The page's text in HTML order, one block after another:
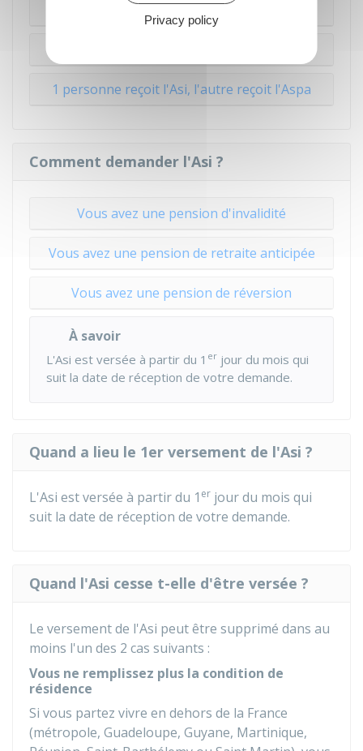
Les 2 personnes reçoivent l'Asi
1 personne reçoit l'Asi, l'autre reçoit l'Aspa
Comment demander l'Asi ?
Vous avez une pension d'invalidité
Vous avez une pension de retraite anticipée
Vous avez une pension de réversion
À savoir
L'Asi est versée à partir du 1 er jour du mois qui
suit la date de réception de votre demande.
Quand a lieu le 1er versement de l'Asi ?
L'Asi est versée à partir du 1 er jour du mois qui
suit la date de réception de votre demande.
Quand l'Asi cesse t-elle d'être versée ?
Le versement de l'Asi peut être supprimé dans au
moins l'un des 2 cas suivants :
Vous ne remplissez plus la condition de
résidence
Si vous partez vivre en dehors de la France
(métropole, Guadeloupe, Guyane, Martinique,
Privacy policy